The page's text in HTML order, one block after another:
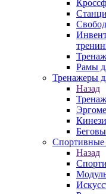
Рамы
Тренажеры
Назад
Спортивные
Назад